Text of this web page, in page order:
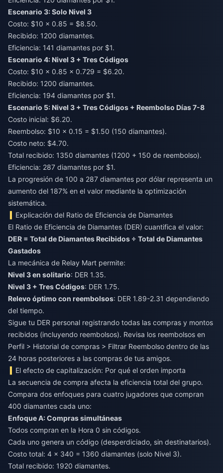
Escenario 3: Solo Nivel 3
Costo: $10 × 0.85 = $8.50.
Recibido: 1200 diamantes.
Eficiencia: 141 diamantes por $1.
Escenario 4: Nivel 3 + Tres Códigos
Costo: $10 × 0.85 × 0.729 = $6.20.
Recibido: 1200 diamantes.
Eficiencia: 194 diamantes por $1.
Escenario 5: Nivel 3 + Tres Códigos + Reembolso Días 7-8
Costo inicial: $6.20.
Reembolso: $10 × 0.15 = $1.50 (150 diamantes).
Costo neto: $4.70.
Total recibido: 1350 diamantes (1200 + 150 de reembolso).
Eficiencia: 287 diamantes por $1.
La progresión de 100 a 287 diamantes por dólar representa un
aumento del 187% en el valor mediante la optimización
sistemática.
Explicación del Ratio de Eficiencia de Diamantes
El Ratio de Eficiencia de Diamantes (DER) cuantifica el valor:
DER = Total de Diamantes Recibidos ÷ Total de Diamantes
Gastados
La mecánica de Relay Mart permite:
Nivel 3 en solitario: DER 1.35.
Nivel 3 + Tres Códigos: DER 1.75.
Relevo óptimo con reembolsos: DER 1.89-2.31 dependiendo
del tiempo.
Sigue tu DER personal registrando todas las compras y montos
recibidos (incluyendo reembolsos). Revisa los reembolsos en
Perfil > Historial de compras > Filtrar Reembolso dentro de las
24 horas posteriores a las compras de tus amigos.
El efecto de capitalización: Por qué el orden importa
La secuencia de compra afecta la eficiencia total del grupo.
Compara dos enfoques para cuatro jugadores que compran
400 diamantes cada uno:
Enfoque A: Compras simultáneas
Todos compran en la Hora 0 sin códigos.
Cada uno genera un código (desperdiciado, sin destinatarios).
Costo total: 4 × 340 = 1360 diamantes (solo Nivel 3).
Total recibido: 1920 diamantes.